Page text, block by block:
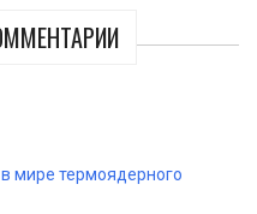
мире термоядерного